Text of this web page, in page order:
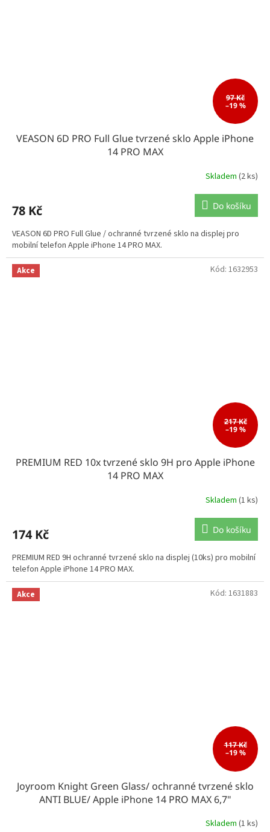
97 Kč
–19 %
VEASON 6D PRO Full Glue tvrzené sklo Apple iPhone
14 PRO MAX
Skladem (2 ks)
78 Kč Do košíku
VEASON 6D PRO Full Glue / ochranné tvrzené sklo na displej pro
mobilní telefon Apple iPhone 14 PRO MAX.
Akce
217 Kč
–19 %
PREMIUM RED 10x tvrzené sklo 9H pro Apple iPhone
14 PRO MAX
Skladem (1 ks)
174 Kč Do košíku
PREMIUM RED 9H ochranné tvrzené sklo na displej (10ks) pro mobilní
telefon Apple iPhone 14 PRO MAX.
Kód: 1632953
Akce
117 Kč
–19 %
Joyroom Knight Green Glass/ ochranné tvrzené sklo
ANTI BLUE/ Apple iPhone 14 PRO MAX 6,7"
Skladem (1 ks)
Kód: 1631883